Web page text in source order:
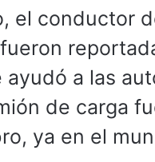
el conductor
ayudó a las
de carga
ya en el